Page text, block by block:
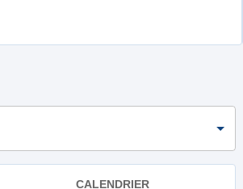
CALENDRIER